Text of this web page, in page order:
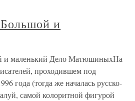
и
и маленький Дело МатюшиныхНа
проходившем под
года (тогда же началась русско-
самой колоритной фигурой